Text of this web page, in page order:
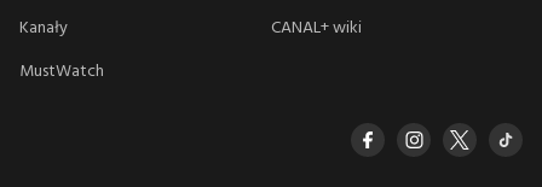
Kanały
CANAL+ wiki
MustWatch